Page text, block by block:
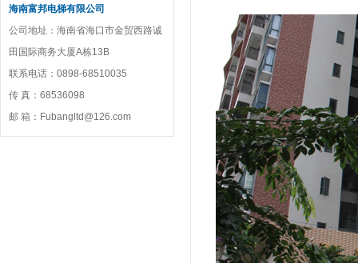
海南富邦电梯有限公司
公司地址：海南省海口市金贸西路诚
田国际商务大厦A栋13B
联系电话：0898-68510035
传 真：68536098
邮 箱：Fubangltd@126.com